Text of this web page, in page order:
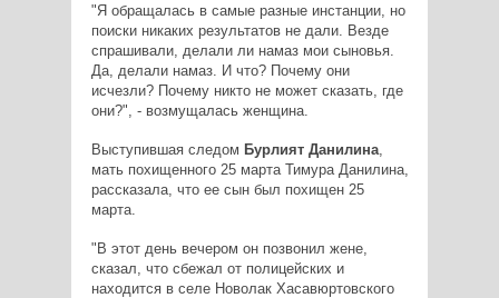
"Я обращалась в самые разные инстанции, но
поиски никаких результатов не дали. Везде
спрашивали, делали ли намаз мои сыновья.
Да, делали намаз. И что? Почему они
исчезли? Почему никто не может сказать, где
они?", - возмущалась женщина.
Выступившая следом Бурлият Данилина,
мать похищенного 25 марта Тимура Данилина,
рассказала, что ее сын был похищен 25
марта.
"В этот день вечером он позвонил жене,
сказал, что сбежал от полицейских и
находится в селе Новолак Хасавюртовского